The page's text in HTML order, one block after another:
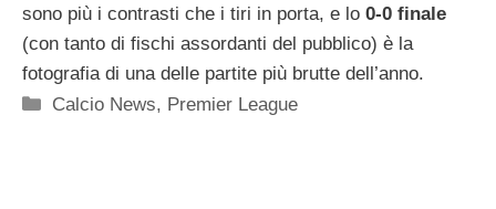
sono più i contrasti che i tiri in porta, e lo 0-0 finale
(con tanto di fischi assordanti del pubblico) è la
fotografia di una delle partite più brutte dell’anno.
Categorie
Calcio News, Premier League